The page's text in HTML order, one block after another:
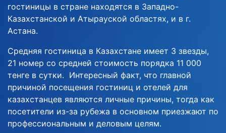
гостиницы в стране находятся в Западно-
Казахстанской и Атырауской областях, и в г.
Астана.
Средняя гостиница в Казахстане имеет 3 звезды,
21 номер со средней стоимость порядка 11 000
тенге в сутки. Интересный факт, что главной
причиной посещения гостиниц и отелей для
казахстанцев являются личные причины, тогда как
посетители из-за рубежа в основном приезжают по
профессиональным и деловым целям.